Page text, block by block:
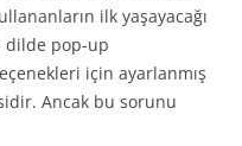
ilk yaşayacağı
dilde pop-up
için ayarlanmış
Ancak bu sorunu